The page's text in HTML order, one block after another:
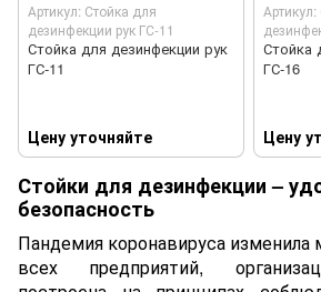
Артикул: Стойка для
дезинфекции рук ГС-11
Стойка для дезинфекции рук
ГС-11
Цену уточняйте
Стойка
ГС-16
Цену
Стойки для дезинфекции –
безопасность
Пандемия коронавируса изменила
всех предприятий,